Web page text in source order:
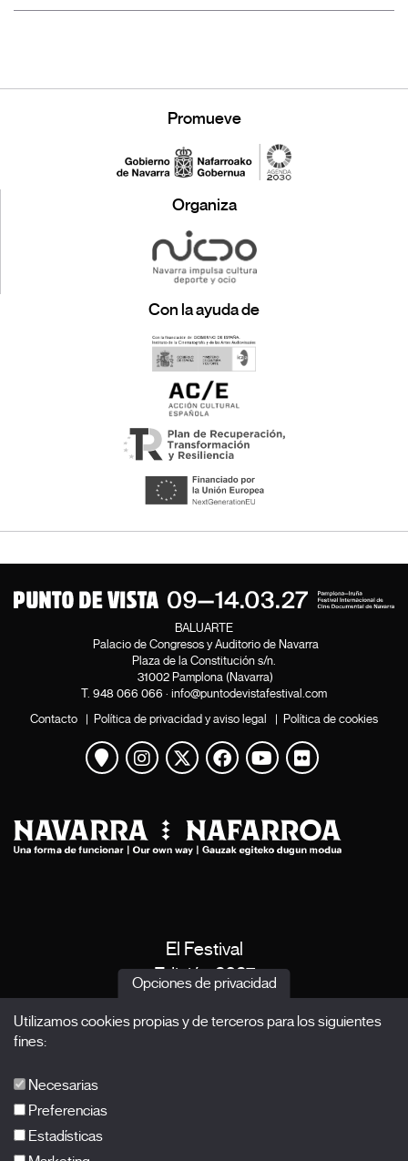
Promueve
Organiza
Con la ayuda de
BALUARTE
Palacio de Congresos y Auditorio de Navarra
Plaza de la Constitución s/n.
31002 Pamplona (Navarra)
T. 948 066 066 · info@puntodevistafestival.com
Contacto | Política de privacidad y aviso legal | Política de cookies
Ver mapa
Instagram
Twitter
Facebook
Youtube
Flickr
El Festival
Edición 2027
Acreditaciones
Opciones de privacidad
Utilizamos cookies propias y de terceros para los siguientes
fines:
Necesarias
Preferencias
Estadísticas